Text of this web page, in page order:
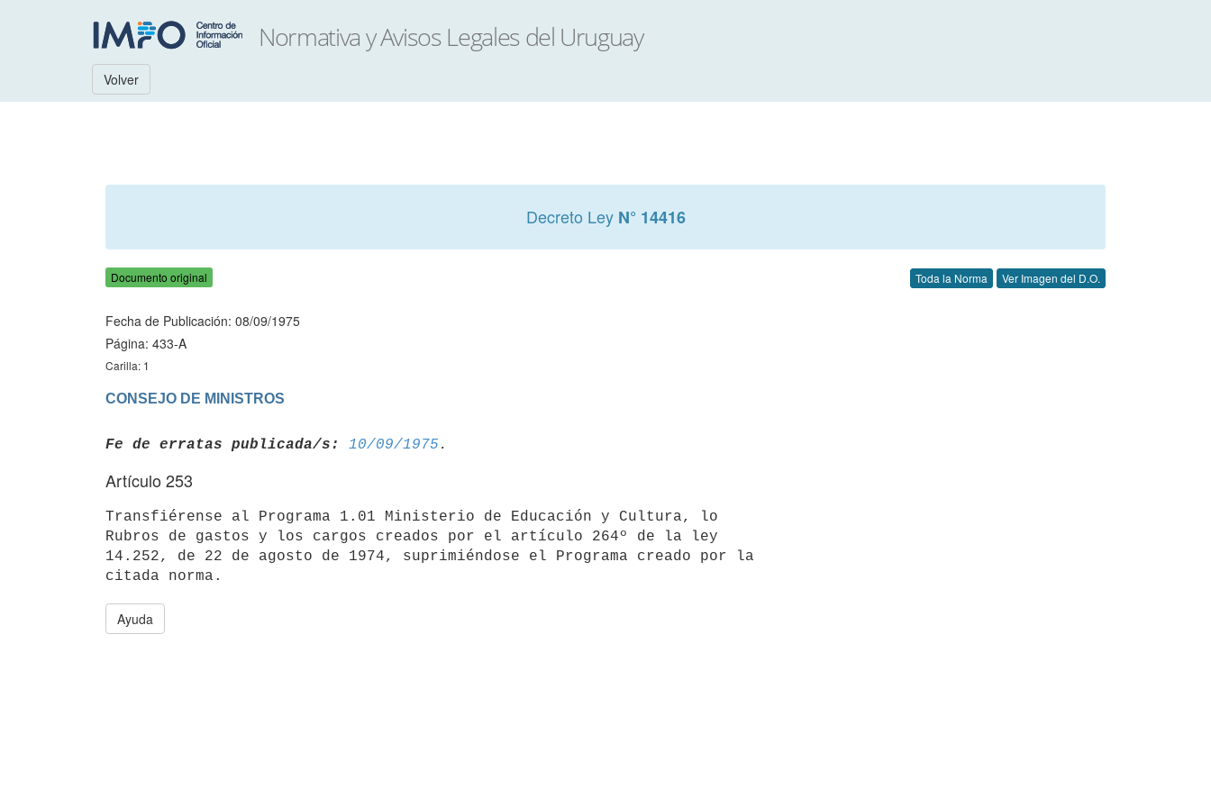
Volver
Decreto Ley N° 14416
Documento original Toda la Norma Ver Imagen del D.O.
Fecha de Publicación: 08/09/1975
Página: 433-A
Carilla: 1
CONSEJO DE MINISTROS
Fe de erratas publicada/s: 10/09/1975
Artículo 253
Transfiérense al Programa 1.01 Ministerio de Educación y Cultura, lo
Rubros de gastos y los cargos creados por el artículo 264º de la ley
14.252, de 22 de agosto de 1974, suprimiéndose el Programa creado por la
Ayuda